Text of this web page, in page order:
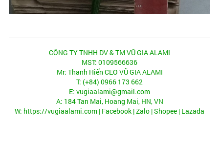
CÔNG TY TNHH DV & TM VŨ GIA ALAMI
MST: 0109566636
Mr: Thanh Hiển CEO VŨ GIA ALAMI
T: (+84) 0966 173 662
E: vugiaalami@gmail.com
A: 184 Tan Mai, Hoang Mai, HN, VN
W: https://vugiaalami.com | Facebook | Zalo |Shopee | Lazada